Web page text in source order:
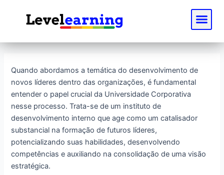
conteúdo
Quando abordamos a temática do desenvolvimento de
novos líderes dentro das organizações, é fundamental
entender o papel crucial da Universidade Corporativa
nesse processo. Trata-se de um instituto de
desenvolvimento interno que age como um catalisador
substancial na formação de futuros líderes,
potencializando suas habilidades, desenvolvendo
competências e auxiliando na consolidação de uma visão
estratégica.
navigation